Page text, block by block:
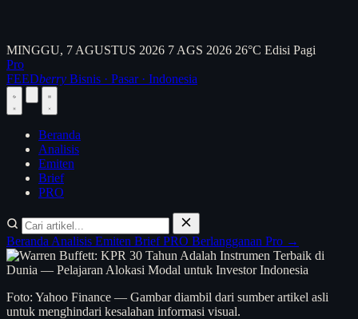
MINGGU, 7 AGUSTUS 2026 7 AGS 2026 26°C Edisi Pagi
Pro
FEEDberry Bisnis · Pasar · Indonesia
Beranda
Analisis
Emiten
Brief
PRO
Beranda Analisis Emiten BriefPRO Berlangganan Pro →
Foto: Yahoo Finance — Gambar diambil dari sumber artikel asli
untuk menghindari kesalahan informasi visual.